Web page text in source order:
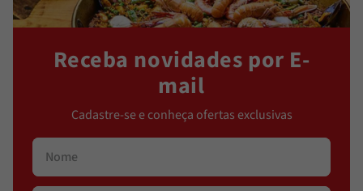
Receba novidades por E-
mail
Cadastre-se e conheça ofertas exclusivas